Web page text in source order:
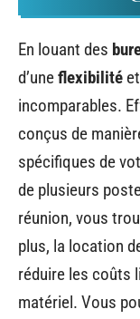
En louant des
d’uneflexibilité
incomparables.
conçus de
spécifiques de
de plusieurs
réunion, vous
plus, la location
réduire les coûts
matériel. Vous